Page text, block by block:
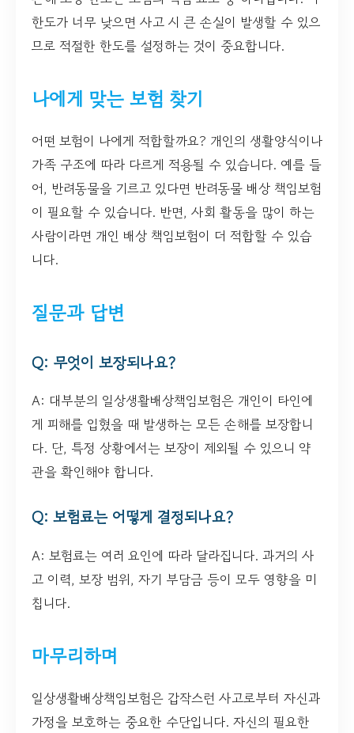
한도가 너무 낮으면 사고 시 큰 손실이 발생할 수 있으
므로 적절한 한도를 설정하는 것이 중요합니다.
나에게 맞는 보험 찾기
어떤 보험이 나에게 적합할까요? 개인의 생활양식이나
가족 구조에 따라 다르게 적용될 수 있습니다. 예를 들
어, 반려동물을 기르고 있다면 반려동물 배상 책임보험
이 필요할 수 있습니다. 반면, 사회 활동을 많이 하는
사람이라면 개인 배상 책임보험이 더 적합할 수 있습
니다.
질문과 답변
Q: 무엇이 보장되나요?
A: 대부분의 일상생활배상책임보험은 개인이 타인에
게 피해를 입혔을 때 발생하는 모든 손해를 보장합니
다. 단, 특정 상황에서는 보장이 제외될 수 있으니 약
관을 확인해야 합니다.
Q: 보험료는 어떻게 결정되나요?
A: 보험료는 여러 요인에 따라 달라집니다. 과거의 사
고 이력, 보장 범위, 자기 부담금 등이 모두 영향을 미
칩니다.
마무리하며
일상생활배상책임보험은 갑작스런 사고로부터 자신과
가정을 보호하는 중요한 수단입니다. 자신의 필요한